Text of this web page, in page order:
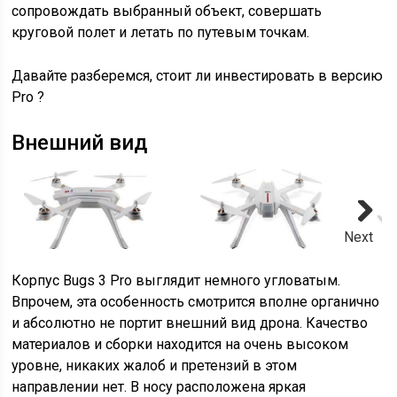
сопровождать выбранный объект, совершать
круговой полет и летать по путевым точкам.
Давайте разберемся, стоит ли инвестировать в версию
Pro ?
Внешний вид
Next
Корпус Bugs 3 Pro выглядит немного угловатым.
Впрочем, эта особенность смотрится вполне органично
и абсолютно не портит внешний вид дрона. Качество
материалов и сборки находится на очень высоком
уровне, никаких жалоб и претензий в этом
направлении нет. В носу расположена яркая